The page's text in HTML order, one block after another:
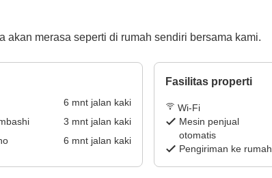
merasa seperti di rumah sendiri bersama kami.
6 mnt jalan kaki
3 mnt jalan kaki
6 mnt jalan kaki
Fasilitas properti
Wi-Fi
Mesin penjual
otomatis
Pengiriman ke rumah